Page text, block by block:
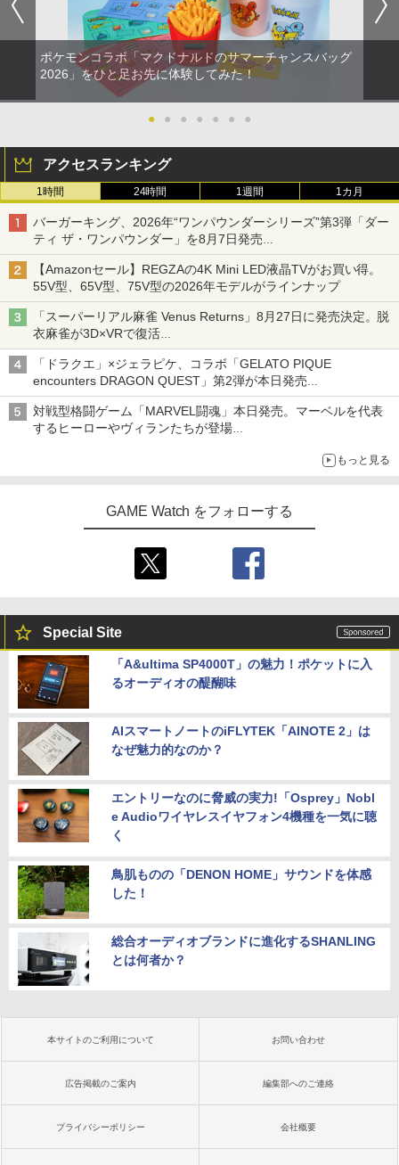
ポケモンコラボ「マクドナルドのサマーチャンスバッグ
2026」をひと足お先に体験してみた！
● ● ● ● ● ● ●
アクセスランキング
1時間 24時間 1週間 1カ月
バーガーキング、2026年“ワンパウンダーシリーズ”第3弾「ダー
ティ ザ・ワンパウンダー」を8月7日発売
「特製ガーリックマヨソース」を使用した超大型チーズバーガー
【Amazonセール】REGZAの4K Mini LED液晶TVがお買い得。
55V型、65V型、75V型の2026年モデルがラインナップ
「スーパーリアル麻雀 Venus Returns」8月27日に発売決定。脱
衣麻雀が3D×VRで復活
発売から2週間は20%オフになるセールが実施
「ドラクエ」×ジェラピケ、コラボ「GELATO PIQUE
encounters DRAGON QUEST」第2弾が本日発売
アイスカップに入ったスライムやわたぼう、ベビーサタンなどが
オリジナルアートで登場
対戦型格闘ゲーム「MARVEL闘魂」本日発売。マーベルを代表
するヒーローやヴィランたちが登場
もっと見る
GAME Watch をフォローする
Special Site
「A&ultima SP4000T」の魅力！ポケットに入
るオーディオの醍醐味
AIスマートノートのiFLYTEK「AINOTE 2」は
なぜ魅力的なのか？
エントリーなのに脅威の実力!「Osprey」Nobl
e Audioワイヤレスイヤフォン4機種を一気に聴
く
鳥肌ものの「DENON HOME」サウンドを体感
した！
総合オーディオブランドに進化するSHANLING
とは何者か？
本サイトのご利用について お問い合わせ
広告掲載のご案内 編集部へのご連絡
プライバシーポリシー 会社概要